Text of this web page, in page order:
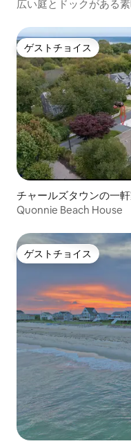
広い庭とドックがある
ゲストチョイス
ゲストチョイス
チャールズタウンの一
Quonnie Beach House
ゲストチョイス
ゲストチョイス